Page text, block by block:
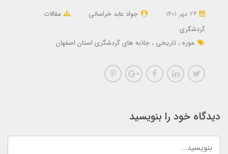
جواد عابد خراسانی
مقالات
گردشگری
موزه تاریخی جاذبه های گردشگری استان اصفهان
دیدگاه خود را بنویسید